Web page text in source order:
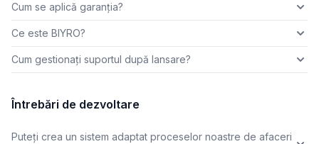
Cum se aplică garanția?
Ce este BIYRO?
Cum gestionați suportul după lansare?
Întrebări de dezvoltare
Puteți crea un sistem adaptat proceselor noastre de afaceri